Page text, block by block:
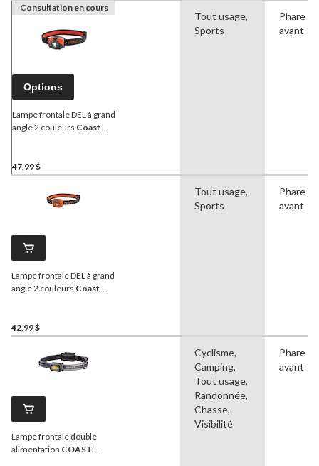
Consultation en cours
Options
Lampe frontale DEL à grand
angle 2 couleurs Coast
47,99 $
Tout usage,
Sports
Phare
avant
Lampe frontale DEL à grand
angle 2 couleurs Coast
42,99 $
Tout usage,
Sports
Phare
avant
Lampe frontale double
alimentation COAST
Cyclisme,
Camping,
Tout usage,
Randonnée,
Chasse,
Visibilité
Phare
avant